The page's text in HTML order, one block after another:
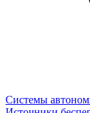
Системы